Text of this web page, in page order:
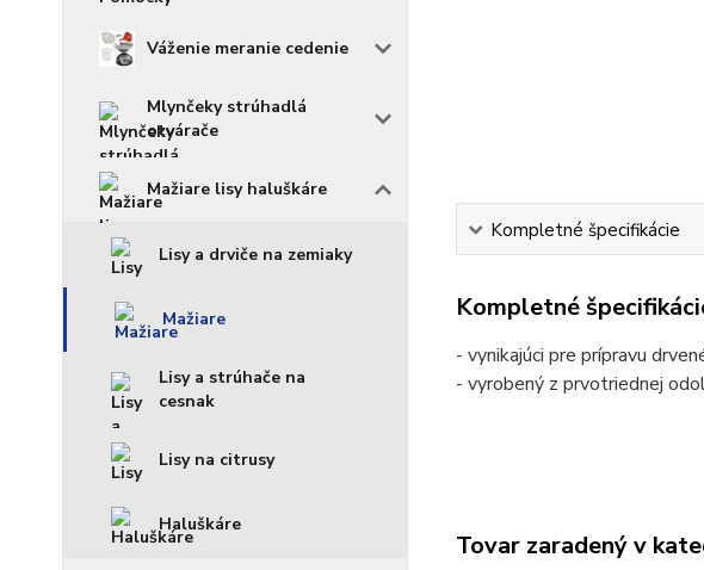
Váženie meranie cedenie
Mlynčeky strúhadlá
otvárače
Mažiare lisy haluškáre
Lisy a drviče na zemiaky
Mažiare
Lisy a strúhače na
cesnak
Lisy na citrusy
Haluškáre
Kompletné špecifikácie
Kompletné
- vynikajúci pre prípravu
- vyrobený z prvotriednej
Tovar zaradený v